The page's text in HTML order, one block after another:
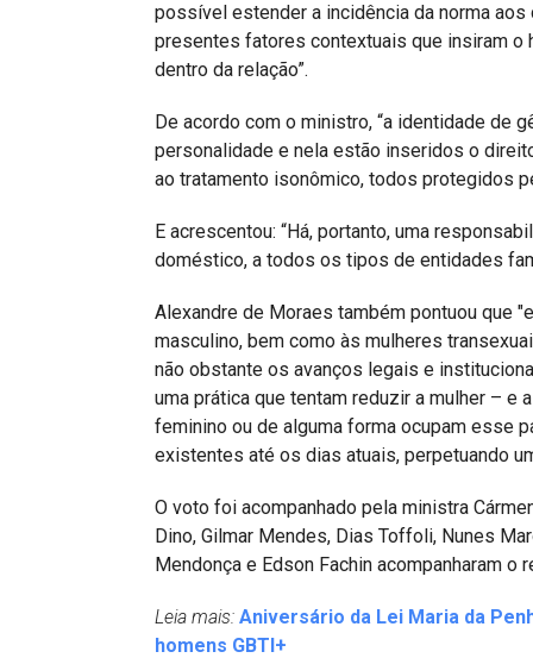
possível estender a incidência da norma
presentes fatores contextuais que insiram o
dentro da relação”.
De acordo com o ministro, “a identidade de
personalidade e nela estão inseridos o
ao tratamento isonômico, todos protegidos
E acrescentou: “Há, portanto, uma
doméstico, a todos os tipos de entidades
Alexandre de Moraes também pontuou que
masculino, bem como às mulheres
não obstante os avanços legais e
uma prática que tentam reduzir a mulher –
feminino ou de alguma forma ocupam esse
existentes até os dias atuais, perpetuando
O voto foi acompanhado pela ministra
Dino, Gilmar Mendes, Dias Toffoli, Nunes
Mendonça e Edson Fachin acompanharam o
Leia mais: Aniversário da Lei Maria da
homens GBTI+